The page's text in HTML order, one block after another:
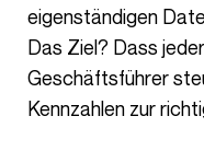
eigenständigen
Das Ziel? Dass
Geschäftsführer
Kennzahlen zur